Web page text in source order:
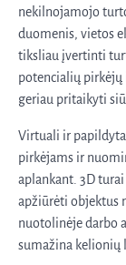
nekilnojamojo
duomenis, vietos
tiksliau įvertinti
potencialių pirkėjų
geriau pritaikyti
Virtuali ir
pirkėjams ir
aplankant. 3D
apžiūrėti objektus
nuotolinėje darbo
sumažina kelionių